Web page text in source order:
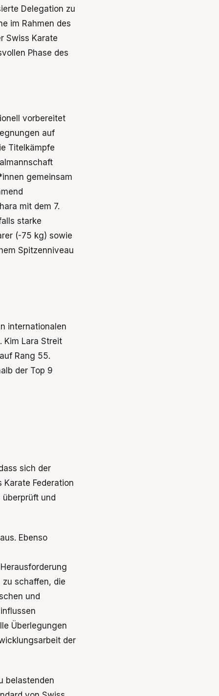
Delegation zu
im Rahmen des
Swiss Karate
Phase des
vorbereitet
auf
Titelkämpfe
gemeinsam
mit dem 7.
starke
(-75 kg) sowie
Spitzenniveau
internationalen
Kim Lara Streit
Rang 55.
der Top 9
sich der
Federation
und
Ebenso
schaffen, die
und
Überlegungen
der
belastenden